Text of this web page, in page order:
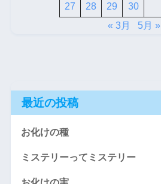
27 28 29
30
« 3月
5月 »
最近の投稿
お化けの種
ミステリーってミステリー